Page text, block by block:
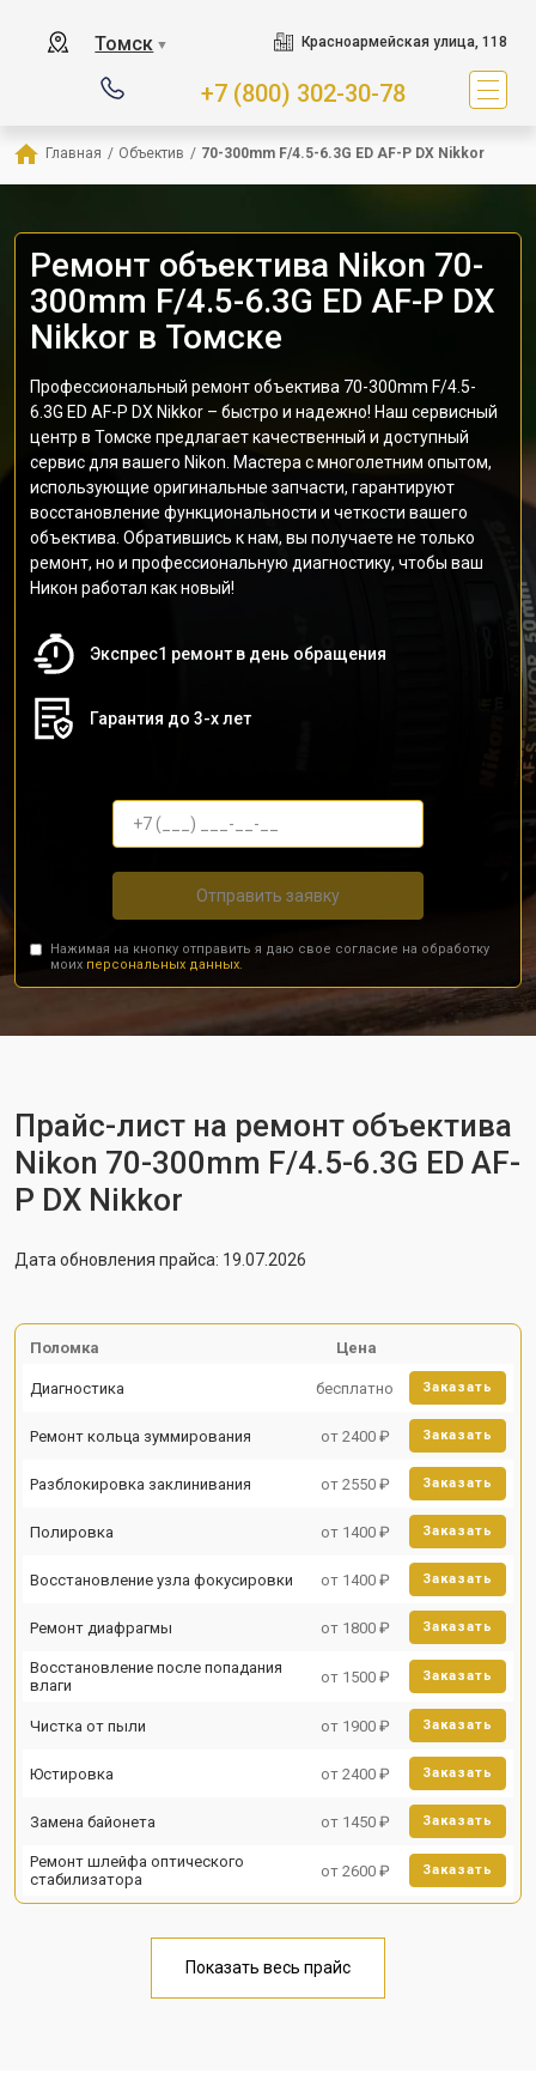
Томск ▼ Красноармейская улица, 118
+7 (800) 302-30-78
Главная / Объектив / 70-300mm F/4.5-6.3G ED AF-P DX Nikkor
Ремонт объектива Nikon 70-
300mm F/4.5-6.3G ED AF-P DX
Nikkor в Томске
Профессиональный ремонт объектива 70-300mm F/4.5-
6.3G ED AF-P DX Nikkor – быстро и надежно! Наш сервисный
центр в Томске предлагает качественный и доступный
сервис для вашего Nikon. Мастера с многолетним опытом,
использующие оригинальные запчасти, гарантируют
восстановление функциональности и четкости вашего
объектива. Обратившись к нам, вы получаете не только
ремонт, но и профессиональную диагностику, чтобы ваш
Никон работал как новый!
Экспрес1 ремонт в день обращения
Гарантия до 3-х лет
Отправить заявку
Нажимая на кнопку отправить я даю свое согласие на обработку
моих персональных данных.
Прайс-лист на ремонт объектива
Nikon 70-300mm F/4.5-6.3G ED AF-
P DX Nikkor
Дата обновления прайса: 19.07.2026
Поломка Цена
Диагностика бесплатно Заказать
Ремонт кольца зуммирования от 2400 ₽ Заказать
Разблокировка заклинивания от 2550 ₽ Заказать
Полировка от 1400 ₽ Заказать
Восстановление узла фокусировки от 1400 ₽ Заказать
Ремонт диафрагмы от 1800 ₽ Заказать
Восстановление после попадания
влаги
от 1500 ₽ Заказать
Чистка от пыли от 1900 ₽ Заказать
Юстировка от 2400 ₽ Заказать
Замена байонета от 1450 ₽ Заказать
Ремонт шлейфа оптического
стабилизатора
от 2600 ₽ Заказать
Показать весь прайс